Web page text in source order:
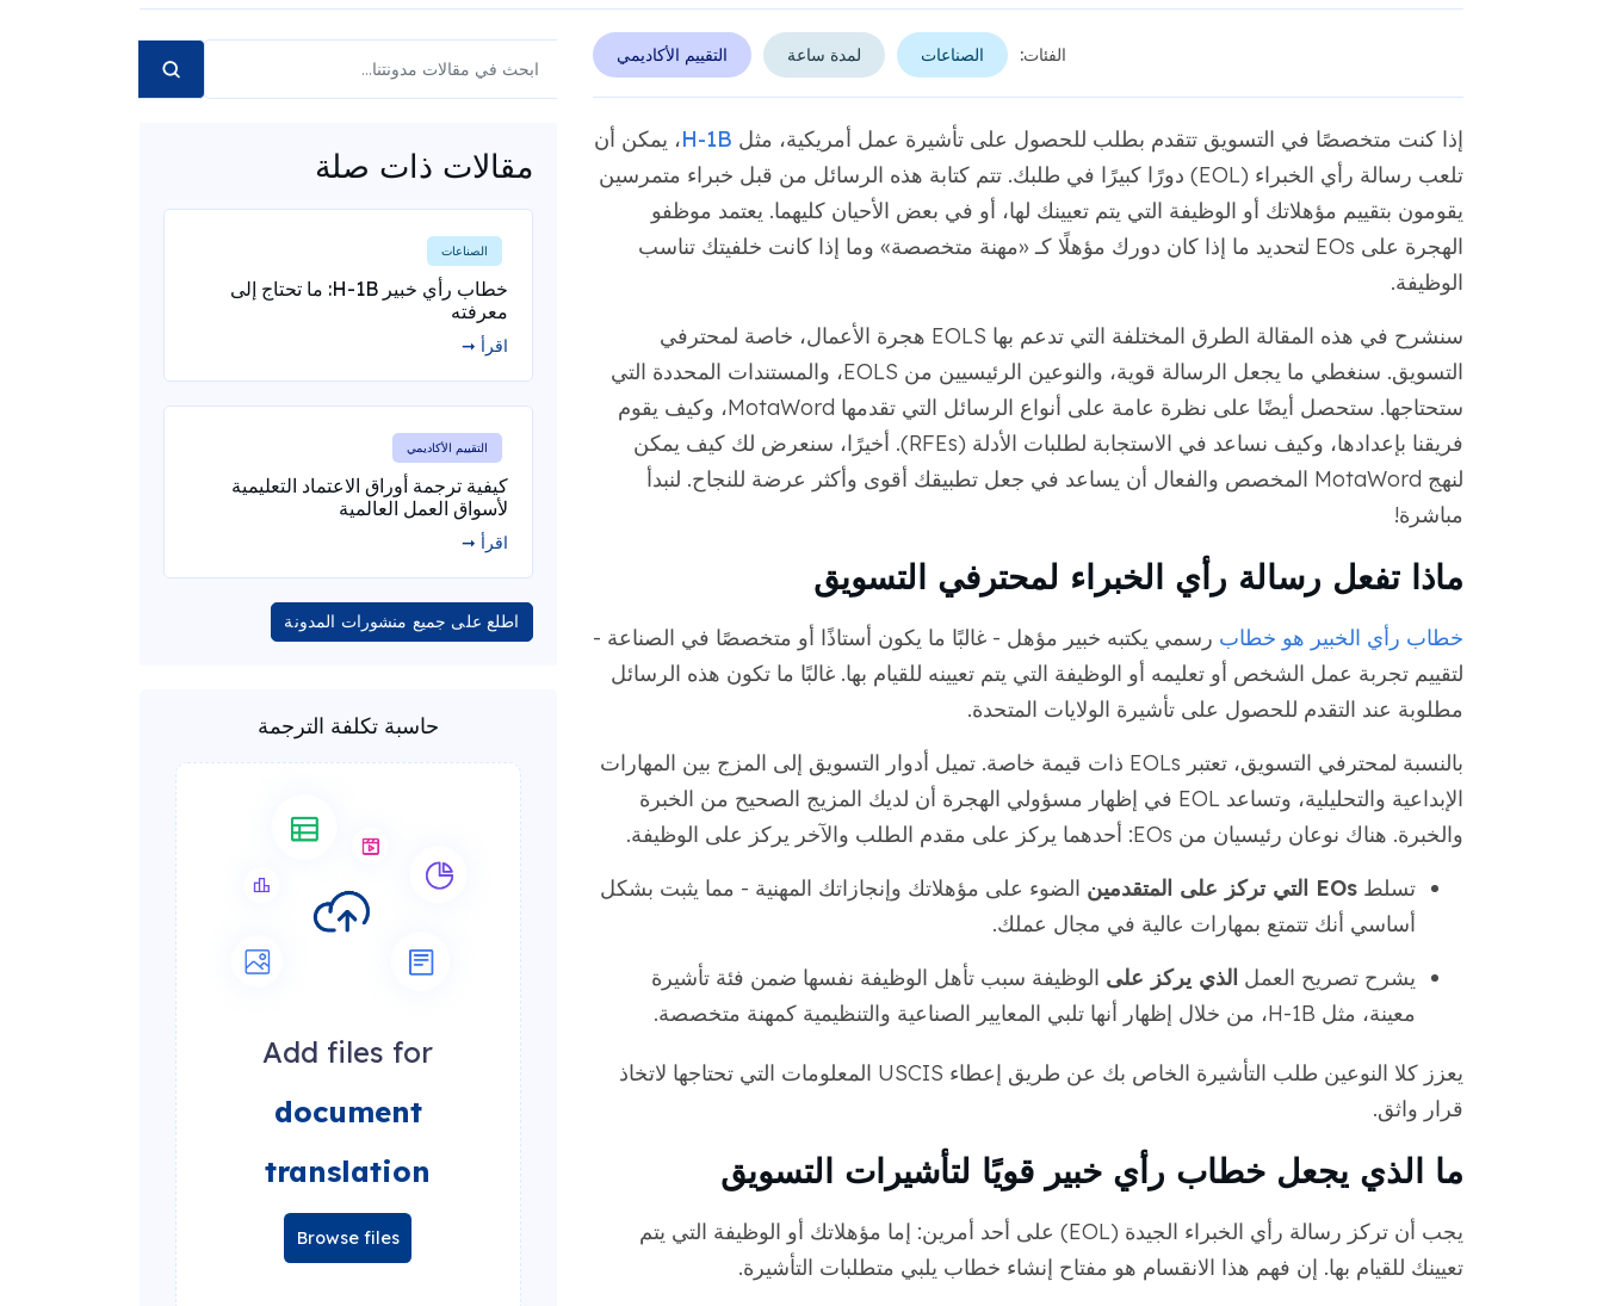
الفئات: الصناعات لمدة ساعة التقييم الأكاديمي
إذا كنت متخصصًا في التسويق تتقدم بطلب للحصول على تأشيرة عمل أمريكية، مثل H-1B، يمكن أن
تلعب رسالة رأي الخبراء (EOL) دورًا كبيرًا في طلبك. تتم كتابة هذه الرسائل من قبل خبراء متمرسين
يقومون بتقييم مؤهلاتك أو الوظيفة التي يتم تعيينك لها، أو في بعض الأحيان كليهما. يعتمد موظفو
الهجرة على EOs لتحديد ما إذا كان دورك مؤهلًا كـ «مهنة متخصصة» وما إذا كانت خلفيتك تناسب
الوظيفة.
سنشرح في هذه المقالة الطرق المختلفة التي تدعم بها EOLS هجرة الأعمال، خاصة لمحترفي
التسويق. سنغطي ما يجعل الرسالة قوية، والنوعين الرئيسيين من EOLS، والمستندات المحددة التي
ستحتاجها. ستحصل أيضًا على نظرة عامة على أنواع الرسائل التي تقدمها MotaWord، وكيف يقوم
فريقنا بإعدادها، وكيف نساعد في الاستجابة لطلبات الأدلة (RFEs). أخيرًا، سنعرض لك كيف يمكن
لنهج MotaWord المخصص والفعال أن يساعد في جعل تطبيقك أقوى وأكثر عرضة للنجاح. لنبدأ
مباشرة!
ماذا تفعل رسالة رأي الخبراء لمحترفي التسويق
خطاب رأي الخبير هو خطاب رسمي يكتبه خبير مؤهل - غالبًا ما يكون أستاذًا أو متخصصًا في الصناعة -
لتقييم تجربة عمل الشخص أو تعليمه أو الوظيفة التي يتم تعيينه للقيام بها. غالبًا ما تكون هذه الرسائل
مطلوبة عند التقدم للحصول على تأشيرة الولايات المتحدة.
بالنسبة لمحترفي التسويق، تعتبر EOLs ذات قيمة خاصة. تميل أدوار التسويق إلى المزج بين المهارات
الإبداعية والتحليلية، وتساعد EOL في إظهار مسؤولي الهجرة أن لديك المزيج الصحيح من الخبرة
والخبرة. هناك نوعان رئيسيان من EOs: أحدهما يركز على مقدم الطلب والآخر يركز على الوظيفة.
تسلطEOs التي تركز على المتقدمين
الضوء على مؤهلاتك وإنجازاتك المهنية - مما يثبت بشكل
أساسي أنك تتمتع بمهارات عالية في مجال عملك.
يشرح تصريح العمل الذي يركز على الوظيفة سبب تأهل الوظيفة نفسها ضمن فئة تأشيرة
معينة، مثل H-1B، من خلال إظهار أنها تلبي المعايير الصناعية والتنظيمية كمهنة متخصصة.
يعزز كلا النوعين طلب التأشيرة الخاص بك عن طريق إعطاء USCIS المعلومات التي تحتاجها لاتخاذ
قرار واثق.
ما الذي يجعل خطاب رأي خبير قويًا لتأشيرات التسويق
يجب أن تركز رسالة رأي الخبراء الجيدة (EOL) على أحد أمرين: إما مؤهلاتك أو الوظيفة التي يتم
تعيينك للقيام بها. إن فهم هذا الانقسام هو مفتاح إنشاء خطاب يلبي متطلبات التأشيرة.
مقالات ذات صلة
الصناعات
خطاب رأي خبير H-1B: ما تحتاج إلى
معرفته
اقرأ ➞
التقييم الأكاديمي
كيفية ترجمة أوراق الاعتماد التعليمية
لأسواق العمل العالمية
اقرأ ➞
اطلع على جميع منشورات المدونة
حاسبة تكلفة الترجمة
Add files for
document
translation
Browse files